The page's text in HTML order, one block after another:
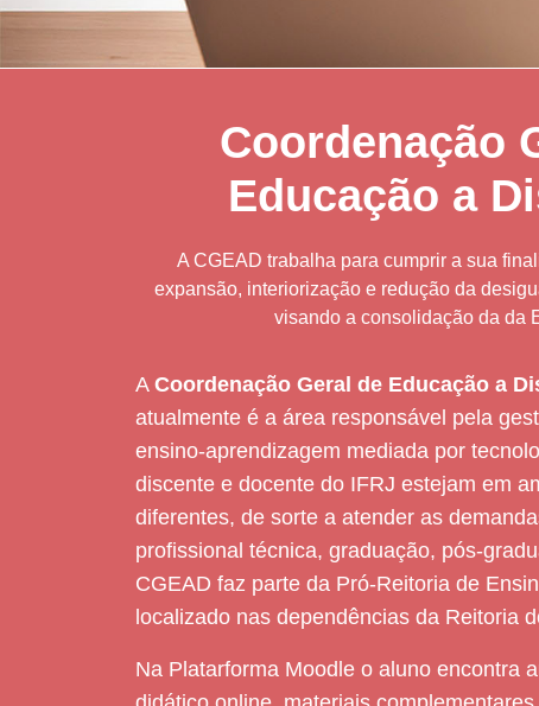
Coordenação
Educação a
A CGEAD trabalha para cumprir a sua
expansão, interiorização e redução da
visando a consolidação da da
A Coordenação Geral de Educação a
atualmente é a área responsável pela
ensino-aprendizagem mediada por
discente e docente do IFRJ estejam em
diferentes, de sorte a atender as
profissional técnica, graduação, pós-
CGEAD faz parte da Pró-Reitoria de
localizado nas dependências da Reitoria
Na Platarforma Moodle o aluno encontra